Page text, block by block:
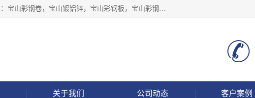
上海轩本实业有限公司于2017年注册地位于上海市宝山区，主要经营产品有：宝山彩钢卷，宝山镀铝锌，宝山彩钢板，宝山彩钢瓦等产品的生产和销售。
关于我们 公司动态 客户案例